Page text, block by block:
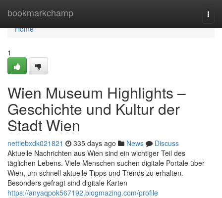
bookmarkchamp
Home
Home
1
Wien Museum Highlights –
Geschichte und Kultur der
Stadt Wien
nettiebxdk021821 335 days ago News
Discuss
Aktuelle Nachrichten aus Wien sind ein wichtiger Teil des
täglichen Lebens. Viele Menschen suchen digitale Portale über
Wien, um schnell aktuelle Tipps und Trends zu erhalten.
Besonders gefragt sind digitale Karten
https://anyaqpok567192.blogmazing.com/profile